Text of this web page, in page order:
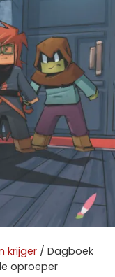
krijger / Dagboek
oproeper